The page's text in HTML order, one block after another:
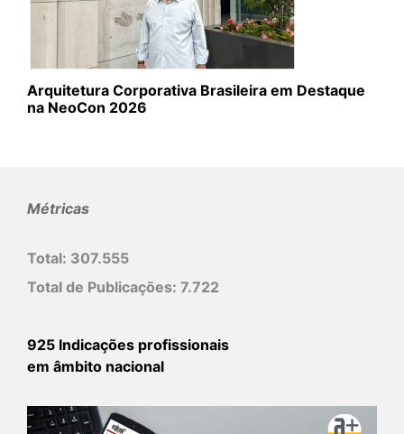
Arquitetura Corporativa Brasileira em Destaque
na NeoCon 2026
Métricas
Total: 307.555
Total de Publicações: 7.722
925 Indicações profissionais
em âmbito nacional